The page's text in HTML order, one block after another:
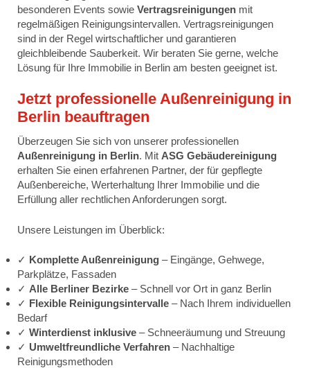
besonderen Events sowie Vertragsreinigungen mit
regelmäßigen Reinigungsintervallen. Vertragsreinigungen
sind in der Regel wirtschaftlicher und garantieren
gleichbleibende Sauberkeit. Wir beraten Sie gerne, welche
Lösung für Ihre Immobilie in Berlin am besten geeignet ist.
Jetzt professionelle Außenreinigung in
Berlin beauftragen
Überzeugen Sie sich von unserer professionellen
Außenreinigung in Berlin. Mit ASG Gebäudereinigung
erhalten Sie einen erfahrenen Partner, der für gepflegte
Außenbereiche, Werterhaltung Ihrer Immobilie und die
Erfüllung aller rechtlichen Anforderungen sorgt.
Unsere Leistungen im Überblick:
✓ Komplette Außenreinigung – Eingänge, Gehwege,
Parkplätze, Fassaden
✓ Alle Berliner Bezirke – Schnell vor Ort in ganz Berlin
✓ Flexible Reinigungsintervalle – Nach Ihrem individuellen
Bedarf
✓ Winterdienst inklusive – Schneeräumung und Streuung
✓ Umweltfreundliche Verfahren – Nachhaltige
Reinigungsmethoden